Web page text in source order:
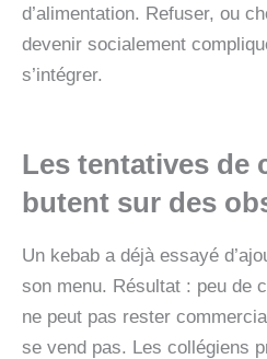
d’alimentation. Refuser, ou
devenir socialement
s’intégrer.
Les tentatives de
butent sur des
Un kebab a déjà essayé
son menu. Résultat : peu de
ne peut pas rester
se vend pas. Les collégiens